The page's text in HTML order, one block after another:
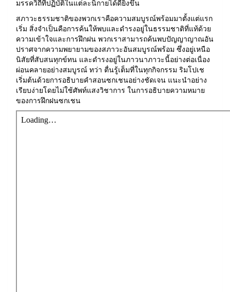
มรรควิถีที่ปฏิบัติในแต่ละนิกายได้ดียิ่งขึ้น
สภาวะธรรมชาติของพวกเราคือความสมบูรณ์พร้อมมาตั้งแต่แรก
เริ่ม สิ่งจำเป็นคือการค้นให้พบและดำรงอยู่ในธรรมชาติที่แท้ด้วย
ความเข้าใจและการฝึกฝน พวกเราสามารถค้นพบปัญญาญาณอัน
ปราศจากความพยายามของสภาวะอันสมบูรณ์พร้อม ซึ่งอยู่เหนือ
นิสัยที่สับสนทุกข์ทน และดำรงอยู่ในภาวนาภาวะนี้อย่างต่อเนื่อง
ผ่อนคลายอย่างสมบูรณ์ ทว่า ตื่นรู้เต็มที่ในทุกกิจกรรม ริมโปเช
เริ่มต้นด้วยการอธิบายคำสอนซกเชนอย่างชัดเจน แนะนำอย่าง
เรียบง่ายโดยไม่ใช้ศัพท์แสงวิชาการ ในการอธิบายความหมาย
ของการฝึกฝนซกเชน